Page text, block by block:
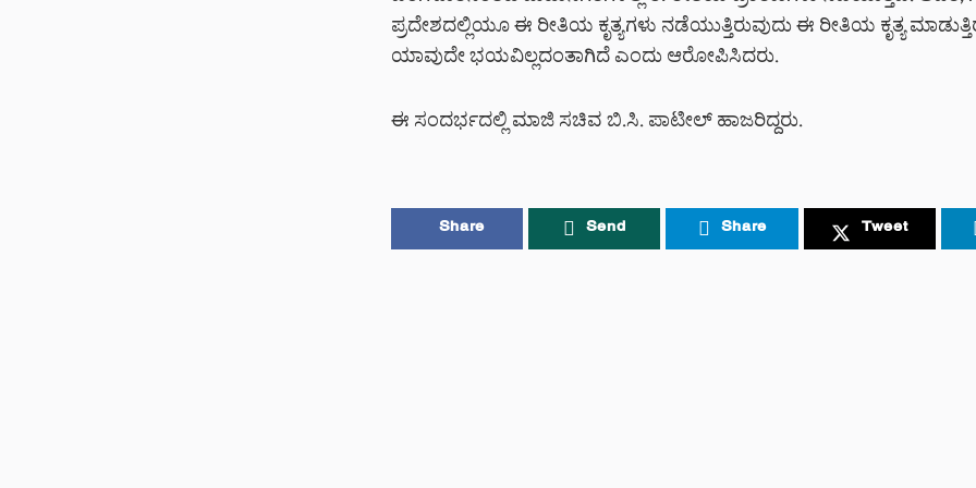
ಪ್ರದೇಶದಲ್ಲಿಯೂ ಈ ರೀತಿಯ ಕೃತ್ಯಗಳು ನಡೆಯುತ್ತಿರುವುದು ಈ ರೀತಿಯ ಕೃತ್ಯ
ಯಾವುದೇ ಭಯವಿಲ್ಲದಂತಾಗಿದೆ ಎಂದು ಆರೋಪಿಸಿದರು.
ಈ ಸಂದರ್ಭದಲ್ಲಿ ಮಾಜಿ ಸಚಿವ ಬಿ.ಸಿ. ಪಾಟೀಲ್‌ ಹಾಜರಿದ್ದರು.
Share Send Share Tweet